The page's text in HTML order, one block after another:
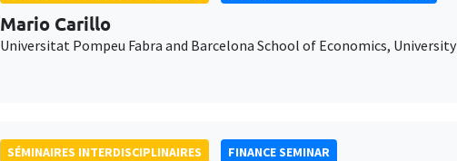
Mario Carillo
Universitat Pompeu Fabra and Barcelona School of Economics, University
SÉMINAIRES INTERDISCIPLINAIRES FINANCE SEMINAR